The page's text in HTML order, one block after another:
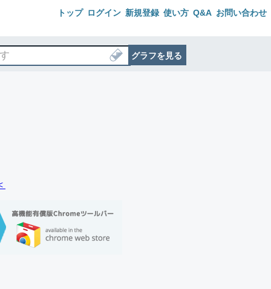
トップ ログイン 新規登録 使い方 Q&A お問い合わせ
グラフを見る